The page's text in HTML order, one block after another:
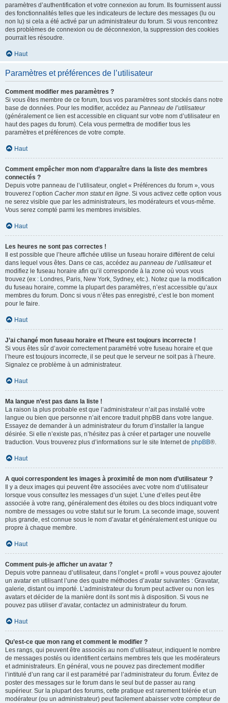
paramètres d’authentification et votre connexion au forum. Ils fournissent aussi
des fonctionnalités telles que les indicateurs de lecture des messages (lu ou
non lu) si cela a été activé par un administrateur du forum. Si vous rencontrez
des problèmes de connexion ou de déconnexion, la suppression des cookies
pourrait les résoudre.
Haut
Paramètres et préférences de l’utilisateur
Comment modifier mes paramètres ?
Si vous êtes membre de ce forum, tous vos paramètres sont stockés dans notre
base de données. Pour les modifier, accédez au Panneau de l’utilisateur
(généralement ce lien est accessible en cliquant sur votre nom d’utilisateur en
haut des pages du forum). Cela vous permettra de modifier tous les
paramètres et préférences de votre compte.
Haut
Comment empêcher mon nom d’apparaître dans la liste des membres
connectés ?
Depuis votre panneau de l’utilisateur, onglet « Préférences du forum », vous
trouverez l’option Cacher mon statut en ligne. Si vous activez cette option vous
ne serez visible que par les administrateurs, les modérateurs et vous-même.
Vous serez compté parmi les membres invisibles.
Haut
Les heures ne sont pas correctes !
Il est possible que l’heure affichée utilise un fuseau horaire différent de celui
dans lequel vous êtes. Dans ce cas, accédez au panneau de l’utilisateuret
modifiez le fuseau horaire afin qu’il corresponde à la zone où vous vous
trouvez (ex : Londres, Paris, New York, Sydney, etc.). Notez que la modification
du fuseau horaire, comme la plupart des paramètres, n’est accessible qu’aux
membres du forum. Donc si vous n’êtes pas enregistré, c’est le bon moment
pour le faire.
Haut
J’ai changé mon fuseau horaire et l’heure est toujours incorrecte !
Si vous êtes sûr d’avoir correctement paramétré votre fuseau horaire et que
l’heure est toujours incorrecte, il se peut que le serveur ne soit pas à l’heure.
Signalez ce problème à un administrateur.
Haut
Ma langue n’est pas dans la liste !
La raison la plus probable est que l’administrateur n’ait pas installé votre
langue ou bien que personne n’ait encore traduit phpBB dans votre langue.
Essayez de demander à un administrateur du forum d’installer la langue
désirée. Si elle n’existe pas, n’hésitez pas à créer et partager une nouvelle
traduction. Vous trouverez plus d’informations sur le site Internet de phpBB®.
Haut
A quoi correspondent les images à proximité de mon nom d’utilisateur ?
Il y a deux images qui peuvent être associées avec votre nom d’utilisateur
lorsque vous consultez les messages d’un sujet. L’une d’elles peut être
associée à votre rang, généralement des étoiles ou des blocs indiquant votre
nombre de messages ou votre statut sur le forum. La seconde image, souvent
plus grande, est connue sous le nom d’avatar et généralement est unique ou
propre à chaque membre.
Haut
Comment puis-je afficher un avatar ?
Depuis votre panneau d’utilisateur, dans l’onglet « profil » vous pouvez ajouter
un avatar en utilisant l’une des quatre méthodes d’avatar suivantes : Gravatar,
galerie, distant ou importé. L’administrateur du forum peut activer ou non les
avatars et décider de la manière dont ils sont mis à disposition. Si vous ne
pouvez pas utiliser d’avatar, contactez un administrateur du forum.
Haut
Qu’est-ce que mon rang et comment le modifier ?
Les rangs, qui peuvent être associés au nom d’utilisateur, indiquent le nombre
de messages postés ou identifient certains membres tels que les modérateurs
et administrateurs. En général, vous ne pouvez pas directement modifier
l’intitulé d’un rang car il est paramétré par l’administrateur du forum. Évitez de
poster des messages sur le forum dans le seul but de passer au rang
supérieur. Sur la plupart des forums, cette pratique est rarement tolérée et un
modérateur (ou un administrateur) peut facilement abaisser votre compteur de